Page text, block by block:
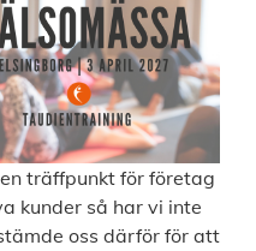
träffpunkt för företag
kunder så har vi inte
oss därför för att